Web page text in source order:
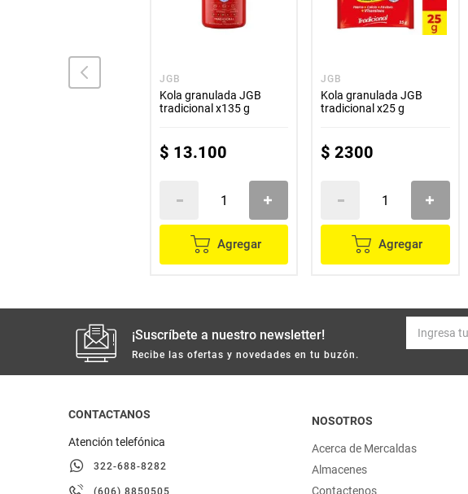
JGB
Kola granulada JGB
tradicional x135 g
$ 13.100
Agregar
JGB
Kola granulada JGB
tradicional x25 g
$ 2300
Agregar
¡Suscríbete a nuestro newsletter!
Recibe las ofertas y novedades en tu buzón.
CONTACTANOS
Atención telefónica
322-688-8282
(606) 8850505
NOSOTROS
Acerca de Mercaldas
Almacenes
Contactenos